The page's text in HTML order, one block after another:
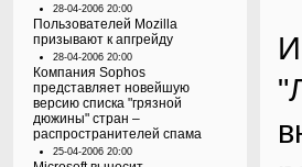
28-04-2006 20:00
Пользователей Mozilla
призывают к апгрейду
28-04-2006 20:00
Компания Sophos
представляет новейшую
версию списка "грязной
дюжины" стран –
распространителей спама
25-04-2006 20:00